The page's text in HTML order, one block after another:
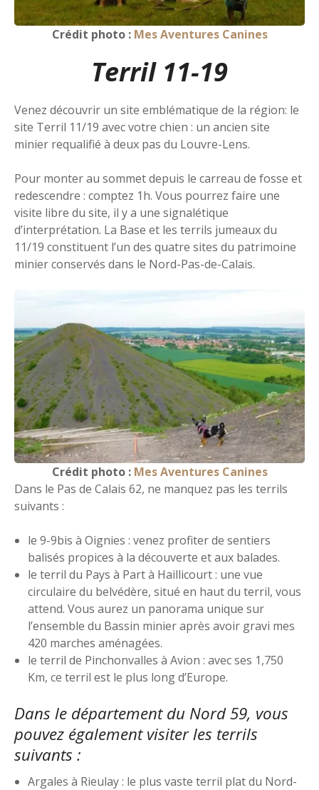
Crédit photo : Mes Aventures Canines
Terril 11-19
Venez découvrir un site emblématique de la région: le
site Terril 11/19 avec votre chien : un ancien site
minier requalifié à deux pas du Louvre-Lens.
Pour monter au sommet depuis le carreau de fosse et
redescendre : comptez 1h. Vous pourrez faire une
visite libre du site, il y a une signalétique
d’interprétation. La Base et les terrils jumeaux du
11/19 constituent l’un des quatre sites du patrimoine
minier conservés dans le Nord-Pas-de-Calais.
Crédit photo : Mes Aventures Canines
Dans le Pas de Calais 62, ne manquez pas les terrils
suivants :
le 9-9bis à Oignies : venez profiter de sentiers
balisés propices à la découverte et aux balades.
le terril du Pays à Part à Haillicourt : une vue
circulaire du belvédère, situé en haut du terril, vous
attend. Vous aurez un panorama unique sur
l’ensemble du Bassin minier après avoir gravi mes
420 marches aménagées.
le terril de Pinchonvalles à Avion : avec ses 1,750
Km, ce terril est le plus long d’Europe.
Dans le département du Nord 59, vous
pouvez également visiter les terrils
suivants :
Argales à Rieulay : le plus vaste terril plat du Nord-